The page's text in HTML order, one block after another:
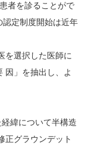
者を診ることがで
認定制度開始は近年
を選択した医師に
因」を抽出し、よ
緯について半構造
正グラウンデット